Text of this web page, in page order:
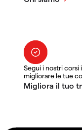
Segui i nostri corsi
migliorare le tue